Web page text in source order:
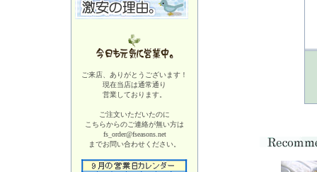
ご来店、ありがとうございます！
現在当店は通常通り
営業しております。
ご注文いただいたのに
こちらからのご連絡が無い方は
fs_order@fseasons.net
までお問い合わせください。